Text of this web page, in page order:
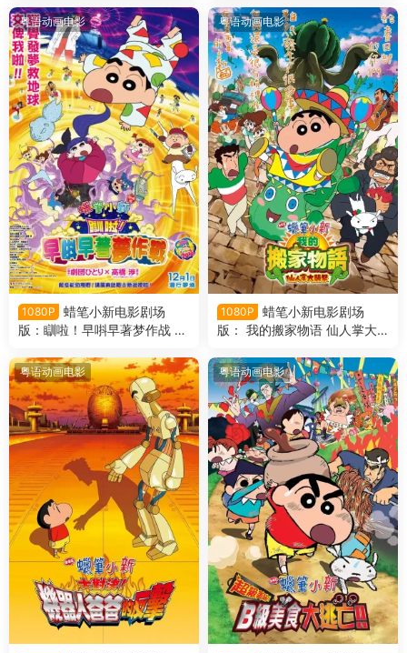
6：功夫小子～拉面大乱斗～
粤语版
来袭！！粤语版
粤语动画电影
1080P
蜡笔小新电影剧场
版：瞓啦！早唞早著梦作战 蜡
界大突击粤语版
粤语动画电影
1080P
蜡笔小新电影剧场
版： 我的搬家物语 仙人掌大
我的搬家物语 仙人掌大袭击粤
语版
粤语动画电影 粤语动画电影